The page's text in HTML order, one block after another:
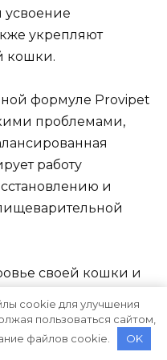
укрепляют
кошки.
формуле Provipet
проблемами,
работу
и
своей кошки и
сухой
как ваш питомец
cookie для улучшения
пользоваться сайтом,
файлов cookie.
OK